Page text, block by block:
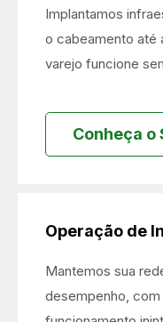
Implantamos
o cabeamento até
varejo funcione
Conheça o
Operação de
Mantemos sua
desempenho,